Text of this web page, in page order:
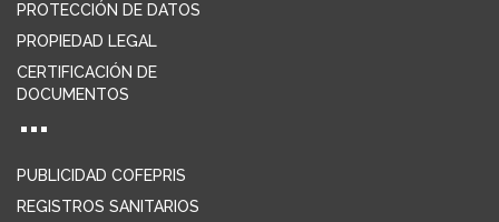
PROTECCIÓN DE DATOS
PROPIEDAD LEGAL
CERTIFICACIÓN DE
DOCUMENTOS
PUBLICIDAD COFEPRIS
REGISTROS SANITARIOS